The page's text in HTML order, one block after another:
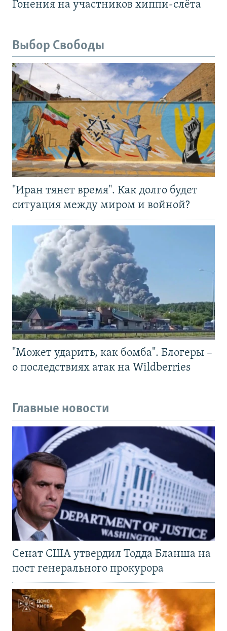
Гонения на участников хиппи-слёта
Выбор Свободы
"Иран тянет время". Как долго будет
ситуация между миром и войной?
"Может ударить, как бомба". Блогеры –
о последствиях атак на Wildberries
Главные новости
Сенат США утвердил Тодда Бланша на
пост генерального прокурора